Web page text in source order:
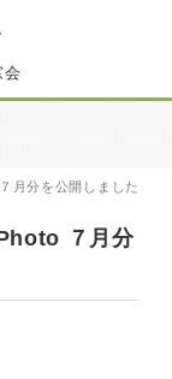
会
月分を公開しました
７月分